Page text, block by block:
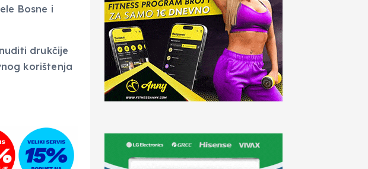
Bosne i
drukčije
korištenja